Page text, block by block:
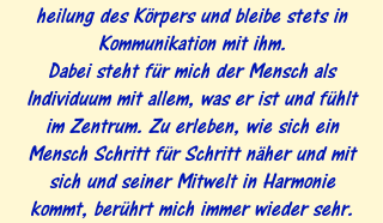
heilung des Körpers und bleibe stets in
Kommunikation mit ihm.
Dabei steht für mich der Mensch als
Individuum mit allem, was er ist und fühlt
im Zentrum. Zu erleben, wie sich ein
Mensch Schritt für Schritt näher und mit
sich und seiner Mitwelt in Harmonie
kommt, berührt mich immer wieder sehr.